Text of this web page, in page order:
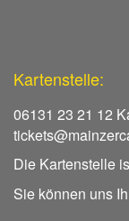
Kartenstelle:
06131 23 21 12
Die Kartenstelle
Sie können uns